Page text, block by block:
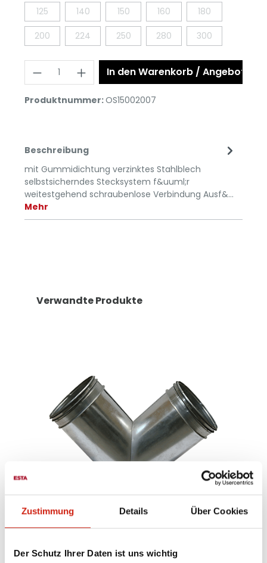
Zustimmung Details Über Cookies
Der Schutz Ihrer Daten ist uns wichtig
125 140 150 160 180
200 224 250 280 300
In den Warenkorb / Angebot
Produktnummer:OS15002007
Beschreibung
mit Gummidichtung verzinktes Stahlblech
selbstsicherndes Stecksystem f&uuml;r
weitestgehend schraubenlose Verbindung Ausf&…
Mehr
Verwandte Produkte
Zweiweg-Verteiler